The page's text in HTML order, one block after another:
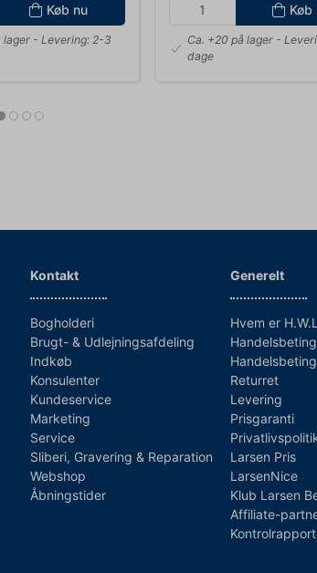
Køb nu
lager- Levering: 2-3
Køb
Ca. +20 på lager-
dage
Kontakt
Bogholderi
Brugt- & Udlejningsafdeling
Indkøb
Konsulenter
Kundeservice
Marketing
Service
Sliberi, Gravering & Reparation
Webshop
Åbningstider
Generelt
Hvem er
Returret
Levering
Prisgaranti
Larsen Pris
LarsenNice
Klub Larsen
Affiliate-
Kontrolrapport